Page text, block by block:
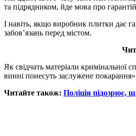
та підрядником, йде мова про
І навіть, якщо виробник плитки дає
забов’язань перед містом.
Як свідчать матеріали кримінальної
винні понесуть заслужене
Читайте також: Поліція підозрює,